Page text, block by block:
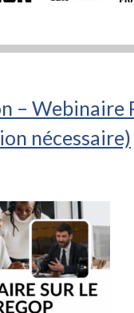
– Webinaire
nécessaire)